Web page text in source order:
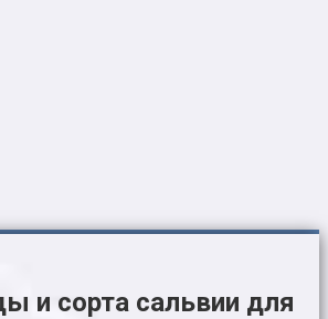
и сорта сальвии для